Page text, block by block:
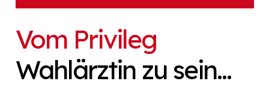
Vom Privileg
Wahlärztin zu sein…